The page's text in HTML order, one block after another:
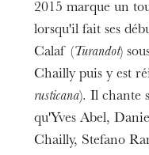
2015 marque un
lorsqu'il fait ses
Calaf (Turandot)
Chailly puis y est
rusticana). Il chante
qu'Yves Abel,
Chailly, Stefano